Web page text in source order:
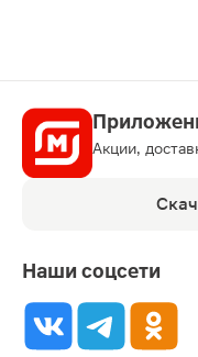
Акции,
Наши соцсети